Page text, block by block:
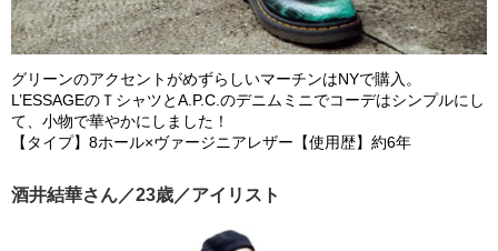
グリーンのアクセントがめずらしいマーチンはNYで購入。
L’ESSAGEのＴシャツとA.P.C.のデニムミニでコーデはシンプルにし
て、小物で華やかにしました！
【タイプ】8ホール×ヴァージニアレザー【使用歴】約6年
酒井結華さん／23歳／アイリスト